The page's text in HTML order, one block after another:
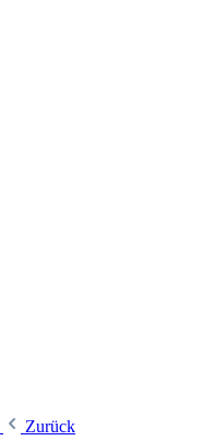
Zurück